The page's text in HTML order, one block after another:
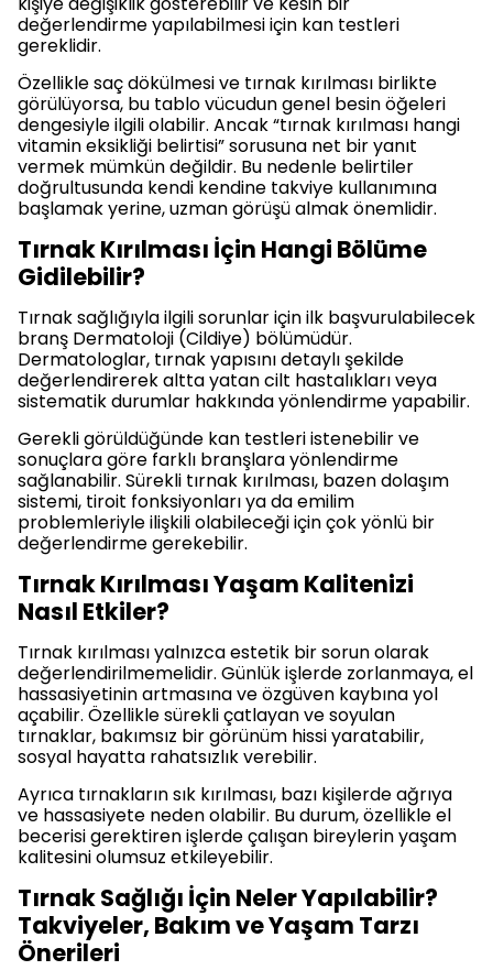
değerlendirme yapılabilmesi için kan testleri
gereklidir.
Özellikle saç dökülmesi ve tırnak kırılması birlikte
görülüyorsa, bu tablo vücudun genel besin öğeleri
dengesiyle ilgili olabilir. Ancak “tırnak kırılması hangi
vitamin eksikliği belirtisi” sorusuna net bir yanıt
vermek mümkün değildir. Bu nedenle belirtiler
doğrultusunda kendi kendine takviye kullanımına
başlamak yerine, uzman görüşü almak önemlidir.
Tırnak Kırılması İçin Hangi Bölüme
Gidilebilir?
Tırnak sağlığıyla ilgili sorunlar için ilk başvurulabilecek
branş Dermatoloji (Cildiye) bölümüdür.
Dermatologlar, tırnak yapısını detaylı şekilde
değerlendirerek altta yatan cilt hastalıkları veya
sistematik durumlar hakkında yönlendirme yapabilir.
Gerekli görüldüğünde kan testleri istenebilir ve
sonuçlara göre farklı branşlara yönlendirme
sağlanabilir. Sürekli tırnak kırılması, bazen dolaşım
sistemi, tiroit fonksiyonları ya da emilim
problemleriyle ilişkili olabileceği için çok yönlü bir
değerlendirme gerekebilir.
Tırnak Kırılması Yaşam Kalitenizi
Nasıl Etkiler?
Tırnak kırılması yalnızca estetik bir sorun olarak
değerlendirilmemelidir. Günlük işlerde zorlanmaya, el
hassasiyetinin artmasına ve özgüven kaybına yol
açabilir. Özellikle sürekli çatlayan ve soyulan
tırnaklar, bakımsız bir görünüm hissi yaratabilir,
sosyal hayatta rahatsızlık verebilir.
Ayrıca tırnakların sık kırılması, bazı kişilerde ağrıya
ve hassasiyete neden olabilir. Bu durum, özellikle el
becerisi gerektiren işlerde çalışan bireylerin yaşam
kalitesini olumsuz etkileyebilir.
Tırnak Sağlığı İçin Neler Yapılabilir?
Takviyeler, Bakım ve Yaşam Tarzı
Önerileri